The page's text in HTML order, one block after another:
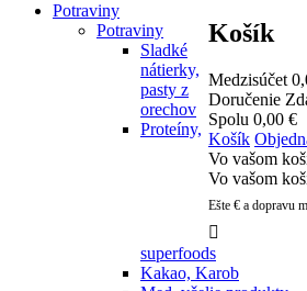
Košík
Medzisúčet
Doručenie
Spolu 0,00 €
Košík
Vo vašom
Vo vašom
Ešte € a dopravu

Potraviny
Potraviny
Sladké
nátierky,
pasty z
orechov
Proteíny,
superfoods
Kakao, Karob